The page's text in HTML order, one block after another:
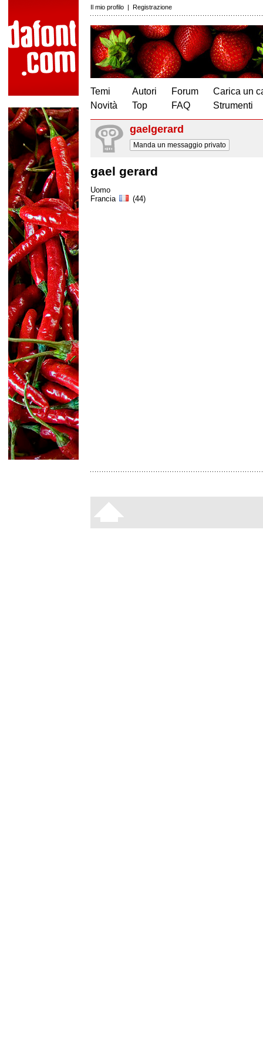
Il mio profilo | Registrazione
Temi
Novità
Autori
Top
Forum
FAQ
Carica un
Strumenti
gaelgerard
Manda un messaggio privato
gael gerard
Uomo
Francia
(44)